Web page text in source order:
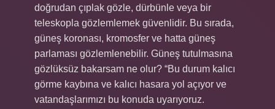
doğrudan çıplak gözle, dürbünle veya bir
teleskopla gözlemlemek güvenlidir. Bu sırada,
güneş koronası, kromosfer ve hatta güneş
parlaması gözlemlenebilir. Güneş tutulmasına
gözlüksüz bakarsam ne olur? “Bu durum kalıcı
görme kaybına ve kalıcı hasara yol açıyor ve
vatandaşlarımızı bu konuda uyarıyoruz.